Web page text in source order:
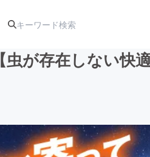
アート・写真
【虫が存在しない快